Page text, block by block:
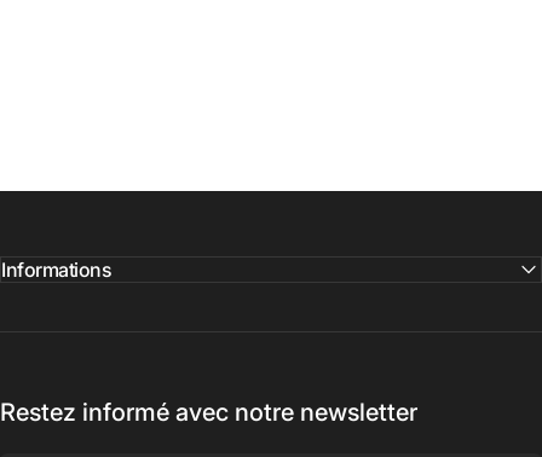
Informations
Restez informé avec notre newsletter